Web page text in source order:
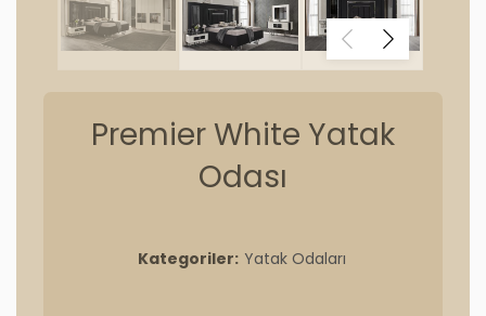
Premier White Yatak
Odası
Kategoriler: Yatak Odaları